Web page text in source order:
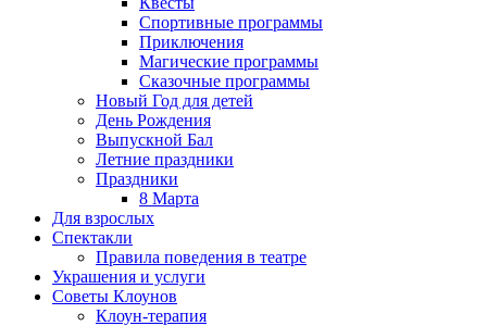
Спортивные программы
Приключения
Магические программы
Сказочные программы
Новый Год для детей
День Рождения
Выпускной Бал
Летние праздники
Праздники
8 Марта
Для взрослых
Спектакли
Правила поведения в театре
Украшения и услуги
Советы Клоунов
Клоун-терапия